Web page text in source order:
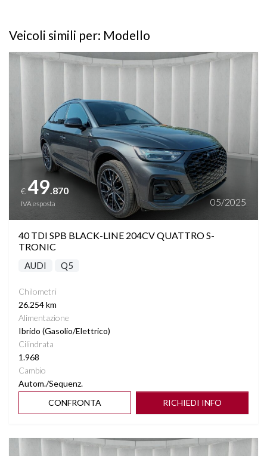
INTERNI IN ECOPELLE
ISOFIX
KEYLESS GO
LANE ASSIST
PACK LUCI D'AMBIENTE
PARKTRONIC ANTERIORE E POSTERIORE
SENSORI PIOGGIA
SPECCHIETTI ELETTRICI RICHIUDIBILI
Veicoli simili per: Modello
Vedi dettagli
€49.870
IVA esposta 05/2025
40 TDI SPB BLACK-LINE 204CV QUATTRO S-
TRONIC
AUDI Q5
Chilometri
26.254 km
Alimentazione
Ibrido (Gasolio/Elettrico)
Cilindrata
1.968
Cambio
Autom./Sequenz.
CONFRONTA
RICHIEDI INFO